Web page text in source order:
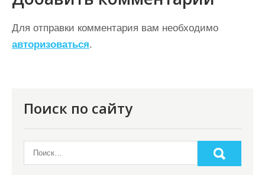
Для отправки комментария вам необходимо
авторизоваться.
Поиск по сайту